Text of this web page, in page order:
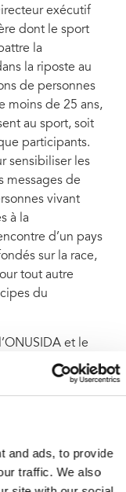
and ads, to provide
traffic. We also
exécutif
dont le sport
la
la riposte au
de personnes
moins de 25 ans,
au sport, soit
participants.
sensibiliser les
messages de
vivant
à la
d’un pays
sur la race,
tout autre
du
et le
pour la
pour la
informations
à outils est en
en Tanzanie